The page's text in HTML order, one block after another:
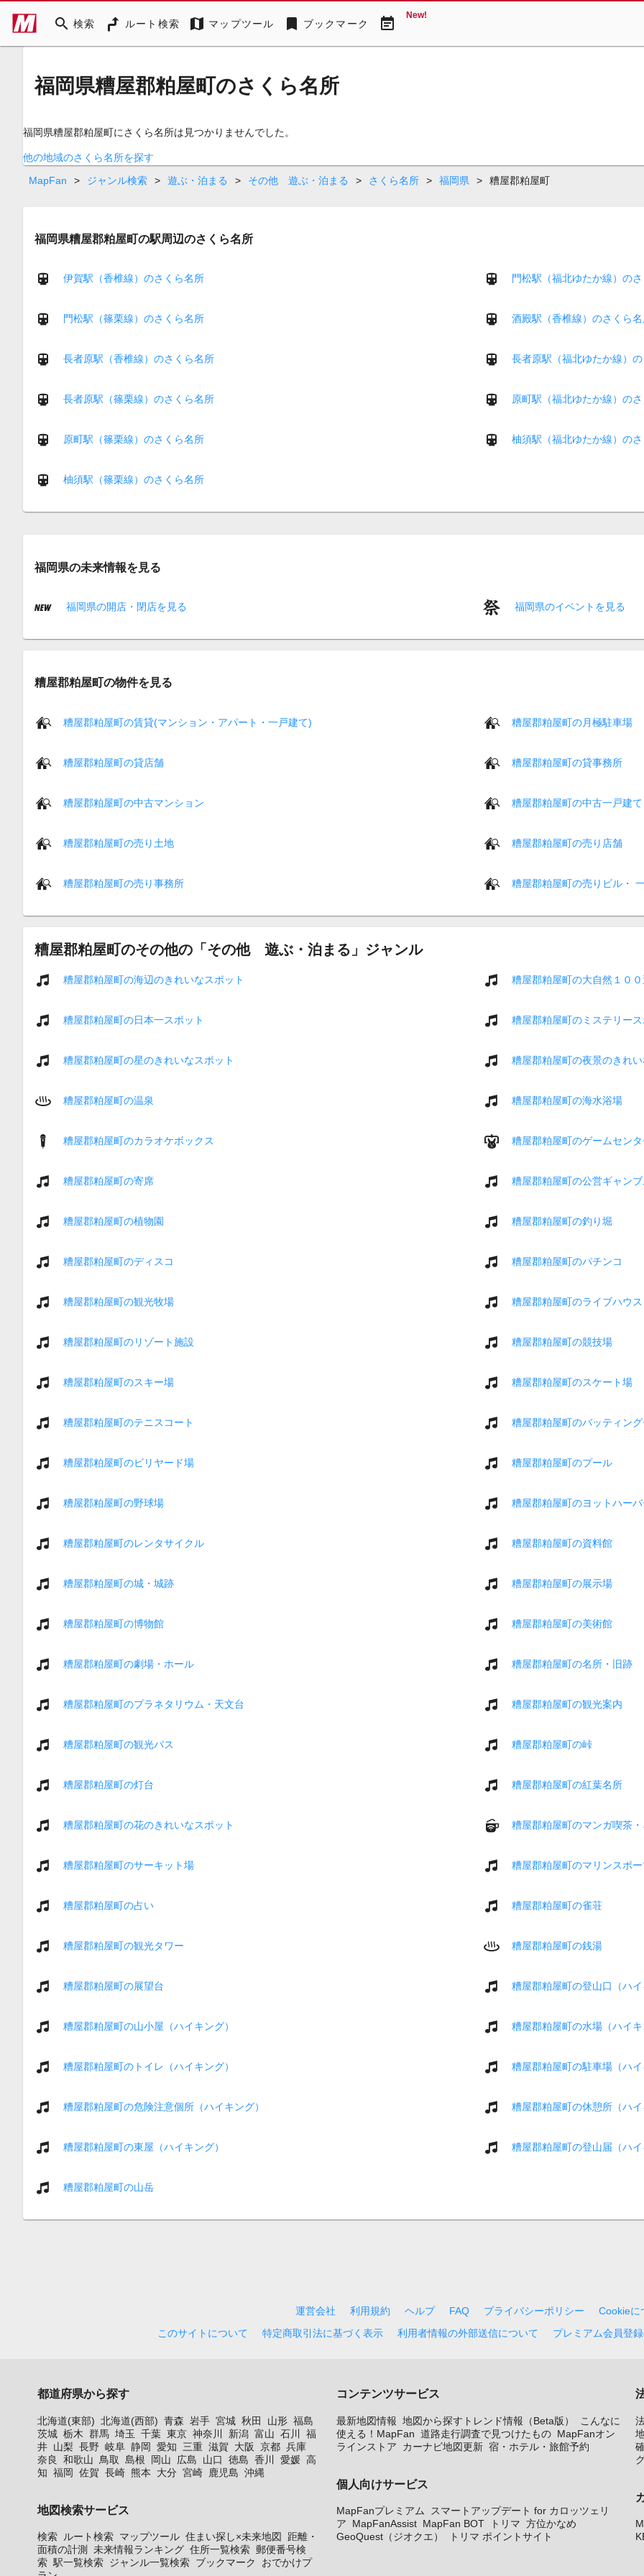
search 検索 ルート検索 map マップツール bookmark ブックマーク event_note New!
福岡県糟屋郡粕屋町のさくら名所
福岡県糟屋郡粕屋町にさくら名所は見つかりませんでした。
他の地域のさくら名所を探す
MapFan
> ジャンル検索 > 遊ぶ・泊まる > その他 遊ぶ・泊まる > さくら名所 > 福岡県 > 糟屋郡粕屋町
福岡県糟屋郡粕屋町の駅周辺のさくら名所
伊賀駅（香椎線）のさくら名所 門松駅（福北ゆたか線）の
門松駅（篠栗線）のさくら名所 酒殿駅（香椎線）のさくら
長者原駅（香椎線）のさくら名所 長者原駅（福北ゆたか線）
長者原駅（篠栗線）のさくら名所 原町駅（福北ゆたか線）の
原町駅（篠栗線）のさくら名所 柚須駅（福北ゆたか線）の
柚須駅（篠栗線）のさくら名所
福岡県の未来情報を見る
福岡県の開店・閉店を見る 福岡県のイベントを見る
糟屋郡粕屋町の物件を見る
糟屋郡粕屋町の賃貸(マンション・アパート・一戸建て) 糟屋郡粕屋町の月極駐車場
糟屋郡粕屋町の貸店舗 糟屋郡粕屋町の貸事務所
糟屋郡粕屋町の中古マンション 糟屋郡粕屋町の中古一戸建て
糟屋郡粕屋町の売り土地 糟屋郡粕屋町の売り店舗
糟屋郡粕屋町の売り事務所 糟屋郡粕屋町の売りビル・
糟屋郡粕屋町のその他の「その他 遊ぶ・泊まる」ジャンル
糟屋郡粕屋町の海辺のきれいなスポット 糟屋郡粕屋町の大自然１００
糟屋郡粕屋町の日本一スポット 糟屋郡粕屋町のミステリース
糟屋郡粕屋町の星のきれいなスポット 糟屋郡粕屋町の夜景のきれい
糟屋郡粕屋町の温泉 糟屋郡粕屋町の海水浴場
糟屋郡粕屋町のカラオケボックス 糟屋郡粕屋町のゲームセンタ
糟屋郡粕屋町の寄席 糟屋郡粕屋町の公営ギャン
糟屋郡粕屋町の植物園 糟屋郡粕屋町の釣り堀
糟屋郡粕屋町のディスコ 糟屋郡粕屋町のパチンコ
糟屋郡粕屋町の観光牧場 糟屋郡粕屋町のライブハウス
糟屋郡粕屋町のリゾート施設 糟屋郡粕屋町の競技場
糟屋郡粕屋町のスキー場 糟屋郡粕屋町のスケート場
糟屋郡粕屋町のテニスコート 糟屋郡粕屋町のバッティン
糟屋郡粕屋町のビリヤード場 糟屋郡粕屋町のプール
糟屋郡粕屋町の野球場 糟屋郡粕屋町のヨットハーバ
糟屋郡粕屋町のレンタサイクル 糟屋郡粕屋町の資料館
糟屋郡粕屋町の城・城跡 糟屋郡粕屋町の展示場
糟屋郡粕屋町の博物館 糟屋郡粕屋町の美術館
糟屋郡粕屋町の劇場・ホール 糟屋郡粕屋町の名所・旧跡
糟屋郡粕屋町のプラネタリウム・天文台 糟屋郡粕屋町の観光案内
糟屋郡粕屋町の観光バス 糟屋郡粕屋町の峠
糟屋郡粕屋町の灯台 糟屋郡粕屋町の紅葉名所
糟屋郡粕屋町の花のきれいなスポット 糟屋郡粕屋町のマンガ喫茶
糟屋郡粕屋町のサーキット場 糟屋郡粕屋町のマリンスポー
糟屋郡粕屋町の占い 糟屋郡粕屋町の雀荘
糟屋郡粕屋町の観光タワー 糟屋郡粕屋町の銭湯
糟屋郡粕屋町の展望台 糟屋郡粕屋町の登山口（ハイ
糟屋郡粕屋町の山小屋（ハイキング） 糟屋郡粕屋町の水場（ハイキ
糟屋郡粕屋町のトイレ（ハイキング） 糟屋郡粕屋町の駐車場（ハイ
糟屋郡粕屋町の危険注意個所（ハイキング） 糟屋郡粕屋町の休憩所（ハイ
糟屋郡粕屋町の東屋（ハイキング） 糟屋郡粕屋町の登山届（ハイ
糟屋郡粕屋町の山岳
運営会社 利用規約 ヘルプ FAQ プライバシーポリシー
Cookieに
このサイトについて
特定商取引法に基づく表示 利用者情報の外部送信について プレミアム会員登
都道府県から探す
北海道(東部) 北海道(西部) 青森 岩手 宮城 秋田 山形 福島
茨城 栃木 群馬 埼玉 千葉 東京 神奈川 新潟 富山 石川
福
井 山梨 長野 岐阜 静岡 愛知 三重 滋賀 大阪 京都 兵庫
奈良
和歌山 鳥取 島根 岡山 広島 山口 徳島 香川 愛媛 高
知 福岡 佐賀 長崎 熊本 大分 宮崎 鹿児島 沖縄
地図検索サービス
検索 ルート検索 マップツール 住まい探し×未来地図
距離・
面積の計測
未来情報ランキング 住所一覧検索 郵便番号検
索 駅一覧検索 ジャンル一覧検索 ブックマーク
おでかけプ
コンテンツサービス
最新地図情報 地図から探すトレンド情報（Beta版）
こんなに
使える！MapFan 道路走行調査で見つけたもの MapFanオン
ラインストア
カーナビ地図更新 宿・ホテル・旅館予約
個人向けサービス
MapFanプレミアム
スマートアップデート for カロッツェリ
ア
MapFanAssist MapFan BOT トリマ 方位かなめ
GeoQuest（ジオクエ）
トリマ ポイントサイト